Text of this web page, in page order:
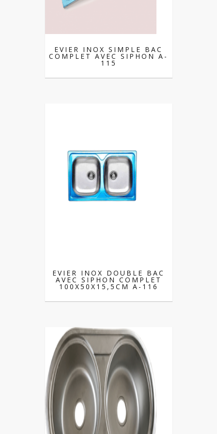
EVIER INOX SIMPLE BAC
COMPLET AVEC SIPHON A-
115
EVIER INOX DOUBLE BAC
AVEC SIPHON COMPLET
100X50X15,5CM A-116